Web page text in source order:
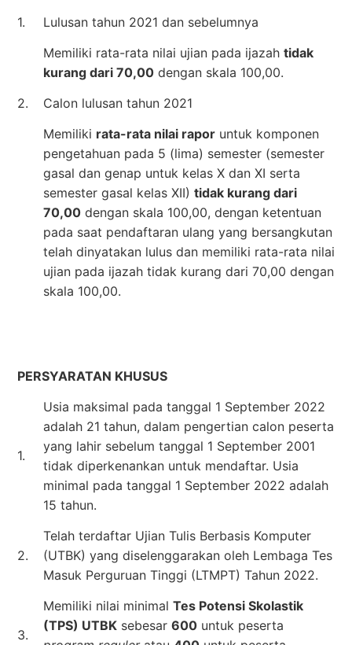
1.
Lulusan tahun 2021 dan sebelumnya
Memiliki rata-rata nilai ujian pada ijazah tidak
kurang dari 70,00 dengan skala 100,00.
2.
Calon lulusan tahun 2021
Memiliki rata-rata nilai rapor untuk komponen
pengetahuan pada 5 (lima) semester (semester
gasal dan genap untuk kelas X dan XI serta
semester gasal kelas XII) tidak kurang dari
70,00 dengan skala 100,00, dengan ketentuan
pada saat pendaftaran ulang yang bersangkutan
telah dinyatakan lulus dan memiliki rata-rata nilai
ujian pada ijazah tidak kurang dari 70,00 dengan
skala 100,00.
PERSYARATAN KHUSUS
1.
Usia maksimal pada tanggal 1 September 2022
adalah 21 tahun, dalam pengertian calon peserta
yang lahir sebelum tanggal 1 September 2001
tidak diperkenankan untuk mendaftar. Usia
minimal pada tanggal 1 September 2022 adalah
15 tahun.
2.
Telah terdaftar Ujian Tulis Berbasis Komputer
(UTBK) yang diselenggarakan oleh Lembaga Tes
Masuk Perguruan Tinggi (LTMPT) Tahun 2022.
3.
Memiliki nilai minimal Tes Potensi Skolastik
(TPS) UTBK sebesar 600 untuk peserta